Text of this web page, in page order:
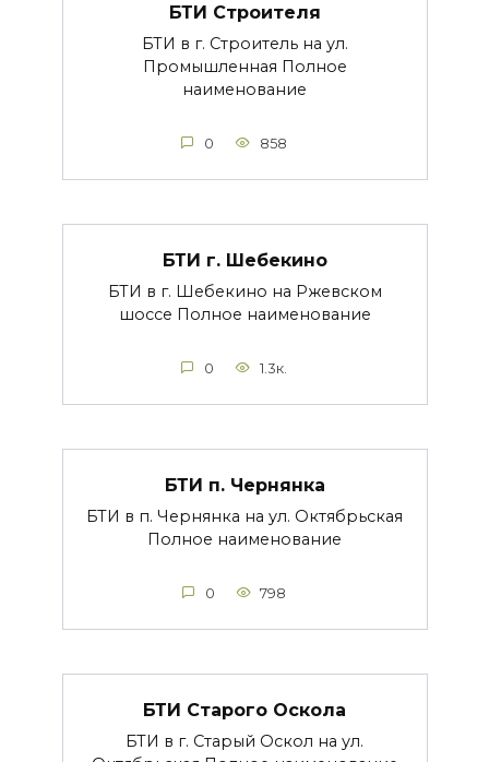
БТИ Строителя
БТИ в г. Строитель на ул.
Промышленная Полное
наименование
0 858
БТИ г. Шебекино
БТИ в г. Шебекино на Ржевском
шоссе Полное наименование
0 1.3к.
БТИ п. Чернянка
БТИ в п. Чернянка на ул. Октябрьская
Полное наименование
0 798
БТИ Старого Оскола
БТИ в г. Старый Оскол на ул.